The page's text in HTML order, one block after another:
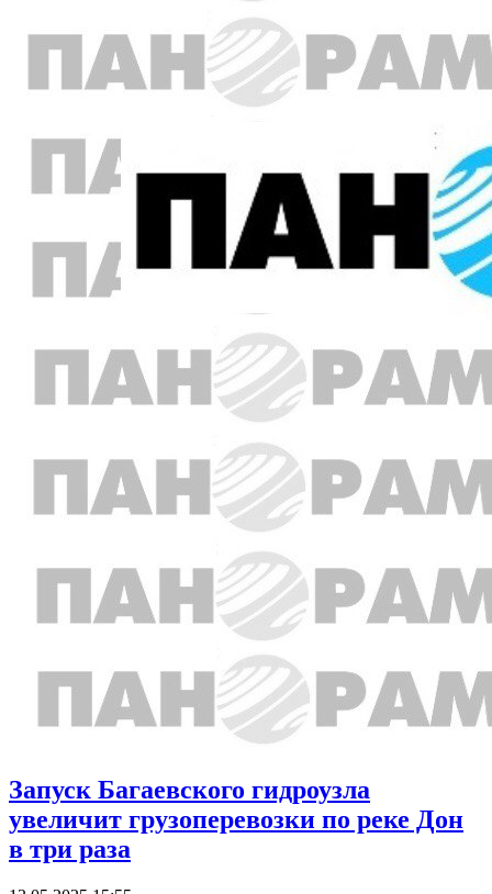
Запуск Багаевского гидроузла
увеличит грузоперевозки по реке Дон
в три раза